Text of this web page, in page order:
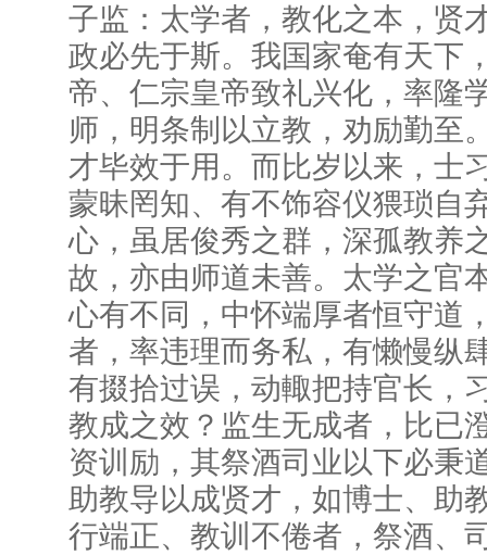
子监：太学者，教化之本，贤
政必先于斯。我国家奄有天下
帝、仁宗皇帝致礼兴化，率隆
师，明条制以立教，劝励勤至
才毕效于用。而比岁以来，士
蒙昧罔知、有不饰容仪猥琐自
心，虽居俊秀之群，深孤教养
故，亦由师道未善。太学之官
心有不同，中怀端厚者恒守道
者，率违理而务私，有懒慢纵
有掇拾过误，动輙把持官长，
教成之效？监生无成者，比已
资训励，其祭酒司业以下必秉
助教导以成贤才，如博士、助
行端正、教训不倦者，祭酒、